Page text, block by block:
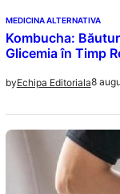
MEDICINA ALTERNATIVA
Kombucha:
Glicemia în Timp
byEchipa Editoriala8